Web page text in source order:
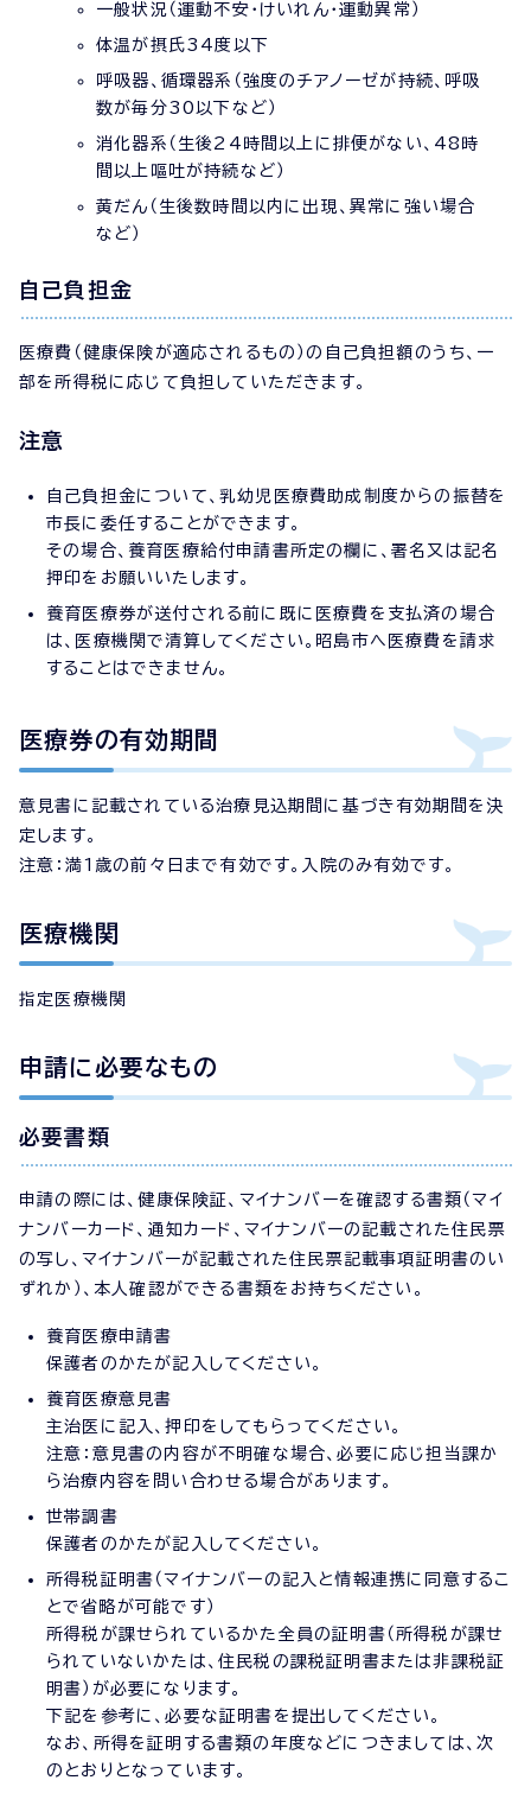
一般状況（運動不安・けいれん・運動異常）
体温が摂氏34度以下
呼吸器、循環器系（強度のチアノーゼが持続、呼吸
数が毎分30以下など）
消化器系（生後24時間以上に排便がない、48時
間以上嘔吐が持続など）
黄だん（生後数時間以内に出現、異常に強い場合
など）
自己負担金
医療費（健康保険が適応されるもの）の自己負担額のうち、一
部を所得税に応じて負担していただきます。
注意
自己負担金について、乳幼児医療費助成制度からの振替を
市長に委任することができます。
その場合、養育医療給付申請書所定の欄に、署名又は記名
押印をお願いいたします。
養育医療券が送付される前に既に医療費を支払済の場合
は、医療機関で清算してください。昭島市へ医療費を請求
することはできません。
医療券の有効期間
意見書に記載されている治療見込期間に基づき有効期間を決
定します。
注意：満1歳の前々日まで有効です。入院のみ有効です。
医療機関
指定医療機関
申請に必要なもの
必要書類
申請の際には、健康保険証、マイナンバーを確認する書類（マイ
ナンバーカード、通知カード、マイナンバーの記載された住民票
の写し、マイナンバーが記載された住民票記載事項証明書のい
ずれか）、本人確認ができる書類をお持ちください。
養育医療申請書
保護者のかたが記入してください。
養育医療意見書
主治医に記入、押印をしてもらってください。
注意：意見書の内容が不明確な場合、必要に応じ担当課か
ら治療内容を問い合わせる場合があります。
世帯調書
保護者のかたが記入してください。
所得税証明書（マイナンバーの記入と情報連携に同意するこ
とで省略が可能です）
所得税が課せられているかた全員の証明書（所得税が課せ
られていないかたは、住民税の課税証明書または非課税証
明書）が必要になります。
下記を参考に、必要な証明書を提出してください。
なお、所得を証明する書類の年度などにつきましては、次
のとおりとなっています。